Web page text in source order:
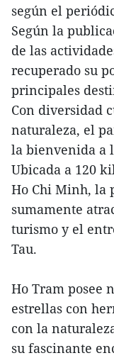
según el
Según la
de las
recuperado su
principales
Con diversidad
naturaleza, el
la bienvenida a
Ubicada a 120
Ho Chi Minh, la
sumamente
turismo y el
Tau.
Ho Tram posee
estrellas con
con la
su fascinante